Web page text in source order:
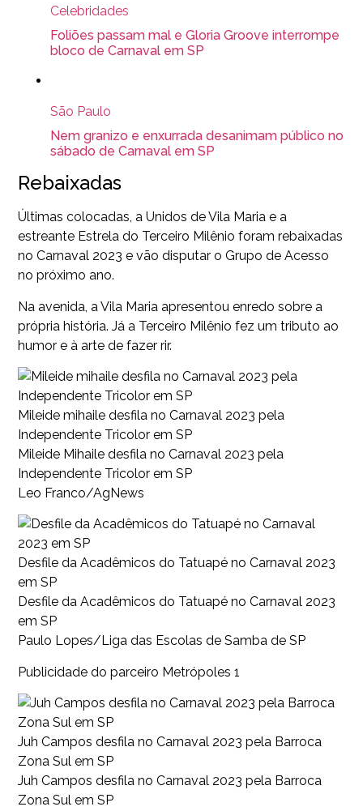
Celebridades
Foliões passam mal e Gloria Groove interrompe
bloco de Carnaval em SP
São Paulo
Nem granizo e enxurrada desanimam público no
sábado de Carnaval em SP
Rebaixadas
Últimas colocadas, a Unidos de Vila Maria e a
estreante Estrela do Terceiro Milênio foram rebaixadas
no Carnaval 2023 e vão disputar o Grupo de Acesso
no próximo ano.
Na avenida, a Vila Maria apresentou enredo sobre a
própria história. Já a Terceiro Milênio fez um tributo ao
humor e à arte de fazer rir.
Mileide mihaile desfila no Carnaval 2023 pela
Independente Tricolor em SP
Mileide Mihaile desfila no Carnaval 2023 pela
Independente Tricolor em SP
Leo Franco/AgNews
Desfile da Acadêmicos do Tatuapé no Carnaval 2023
em SP
Desfile da Acadêmicos do Tatuapé no Carnaval 2023
em SP
Paulo Lopes/Liga das Escolas de Samba de SP
Publicidade do parceiro Metrópoles 1
Juh Campos desfila no Carnaval 2023 pela Barroca
Zona Sul em SP
Juh Campos desfila no Carnaval 2023 pela Barroca
Zona Sul em SP